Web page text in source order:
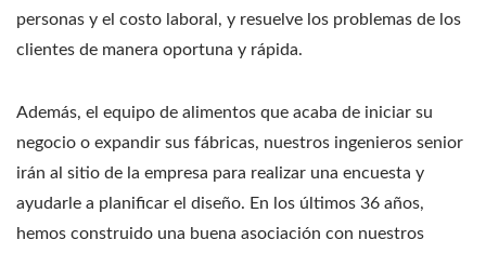
personas y el costo laboral, y resuelve los problemas de los
clientes de manera oportuna y rápida.
Además, el equipo de alimentos que acaba de iniciar su
negocio o expandir sus fábricas, nuestros ingenieros senior
irán al sitio de la empresa para realizar una encuesta y
ayudarle a planificar el diseño. En los últimos 36 años,
hemos construido una buena asociación con nuestros